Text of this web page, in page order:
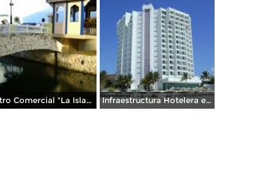
Centro Comercial "La Isla". Abril/2012 Infraestructura Hotelera en Punta Cancún. Abril/2012